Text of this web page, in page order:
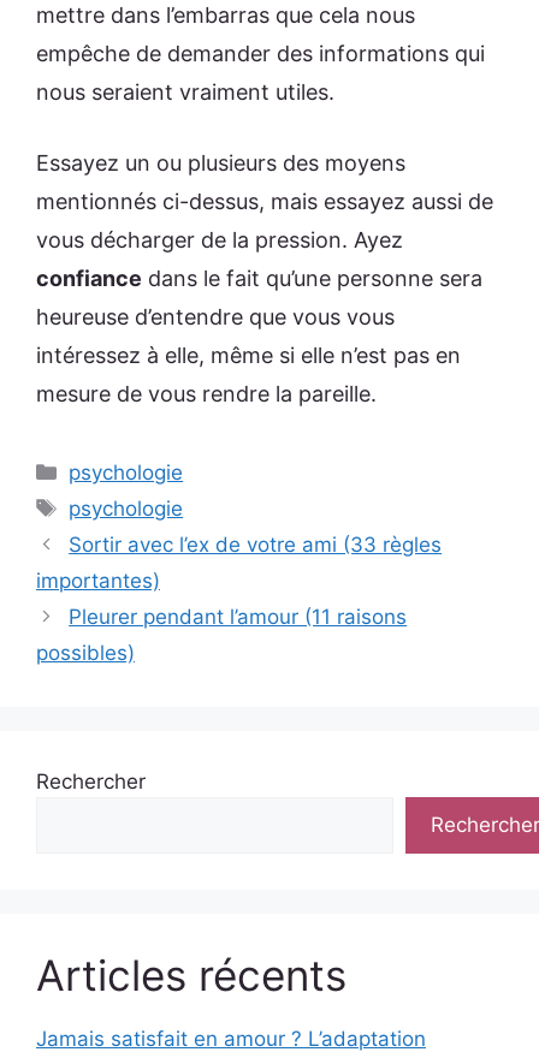
mettre dans l’embarras que cela nous
empêche de demander des informations qui
nous seraient vraiment utiles.
Essayez un ou plusieurs des moyens
mentionnés ci-dessus, mais essayez aussi de
vous décharger de la pression. Ayez
confiance dans le fait qu’une personne sera
heureuse d’entendre que vous vous
intéressez à elle, même si elle n’est pas en
mesure de vous rendre la pareille.
Catégories
psychologie
Étiquettes
psychologie
Sortir avec l’ex de votre ami (33 règles
importantes)
Pleurer pendant l’amour (11 raisons
possibles)
Rechercher
Rechercher
Articles récents
Jamais satisfait en amour ? L’adaptation